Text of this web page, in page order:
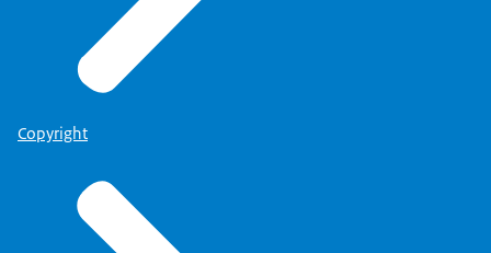
Copyright